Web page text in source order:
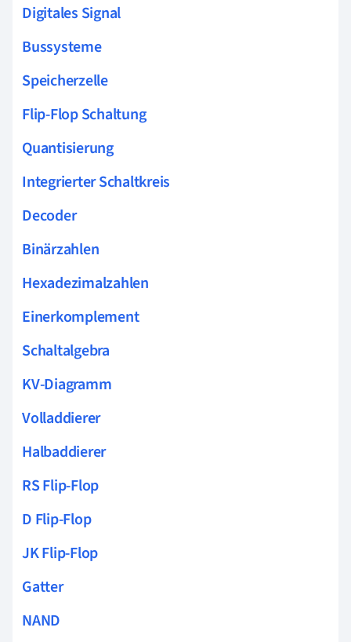
Digitales Signal
Bussysteme
Speicherzelle
Flip-Flop Schaltung
Quantisierung
Integrierter Schaltkreis
Decoder
Binärzahlen
Hexadezimalzahlen
Einerkomplement
Schaltalgebra
KV-Diagramm
Volladdierer
Halbaddierer
RS Flip-Flop
D Flip-Flop
JK Flip-Flop
Gatter
NAND